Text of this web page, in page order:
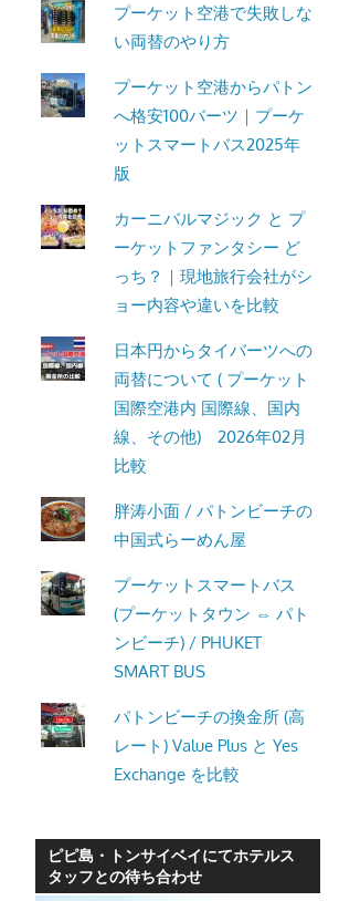
プーケット空港で失敗しな
い両替のやり方
プーケット空港からパトン
へ格安100バーツ｜プーケ
ットスマートバス2025年
版
カーニバルマジック と プ
ーケットファンタシー ど
っち？｜現地旅行会社がシ
ョー内容や違いを比較
日本円からタイバーツへの
両替について ( プーケット
国際空港内 国際線、国内
線、その他) 2026年02月
比較
胖涛小面 / パトンビーチの
中国式らーめん屋
プーケットスマートバス
(プーケットタウン ⇔ パト
ンビーチ) / PHUKET
SMART BUS
パトンビーチの換金所 (高
レート) Value Plus と Yes
Exchange を比較
ピピ島・トンサイベイにてホテルス
タッフとの待ち合わせ